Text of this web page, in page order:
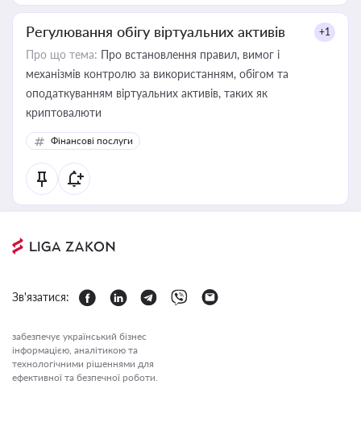
Регулювання обігу віртуальних активів +1
Про що тема: Про встановлення правил, вимог і
механізмів контролю за використанням, обігом та
оподаткуванням віртуальних активів, таких як
криптовалюти
Фінансові послуги
Зв'язатися:
забезпечує український бізнес
інформацією, аналітикою та
технологічними рішеннями для
ефективної та безпечної роботи.